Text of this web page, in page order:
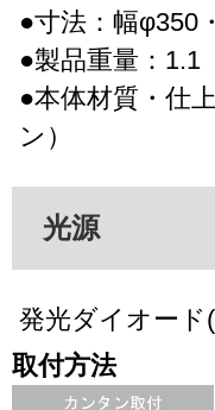
●寸法：幅φ350
●製品重量：1.1
●本体材質・仕
ン）
光源
発光ダイオード
取付方法